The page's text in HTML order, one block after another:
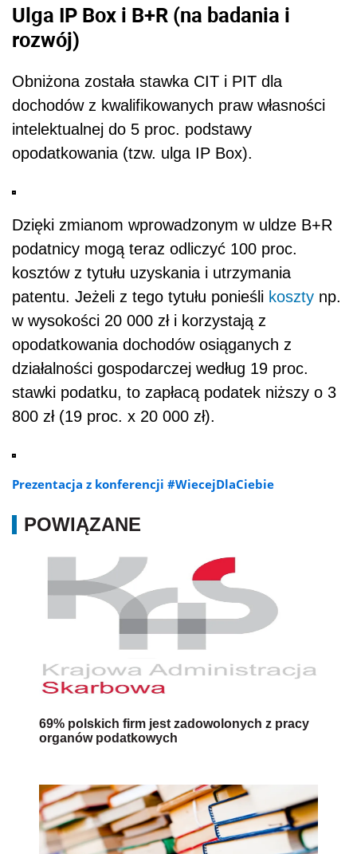
Ulga IP Box i B+R (na badania i
rozwój)
Obniżona została stawka CIT i PIT dla
dochodów z kwalifikowanych praw własności
intelektualnej do 5 proc. podstawy
opodatkowania (tzw. ulga IP Box).
Dzięki zmianom wprowadzonym w uldze B+R
podatnicy mogą teraz odliczyć 100 proc.
kosztów z tytułu uzyskania i utrzymania
patentu. Jeżeli z tego tytułu ponieśli koszty np.
w wysokości 20 000 zł i korzystają z
opodatkowania dochodów osiąganych z
działalności gospodarczej według 19 proc.
stawki podatku, to zapłacą podatek niższy o 3
800 zł (19 proc. x 20 000 zł).
Prezentacja z konferencji #WiecejDlaCiebie
POWIĄZANE
69% polskich firm jest zadowolonych z pracy
organów podatkowych